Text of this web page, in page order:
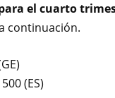
el cuarto
continuación.
(ES)